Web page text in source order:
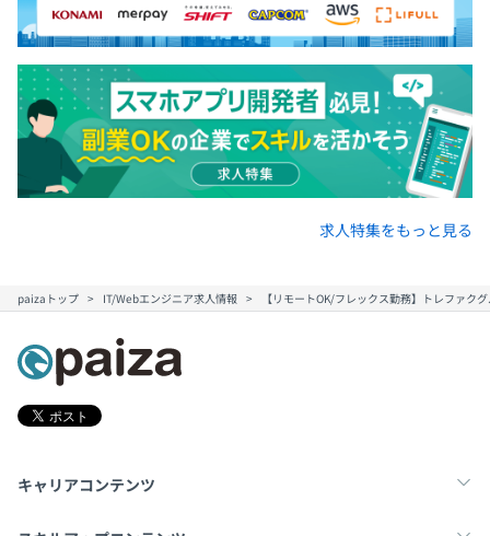
求人特集をもっと見る
paizaトップ IT/Webエンジニア求人情報 【リモートOK/フレックス勤務】トレファク
キャリアコンテンツ